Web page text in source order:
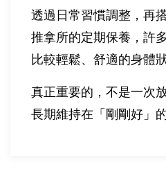
透過日常習慣調整，再
推拿所的定期保養，許
比較輕鬆、舒適的身體狀
真正重要的，不是一次
長期維持在「剛剛好」的